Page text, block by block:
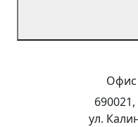
Бренд или
Офис
ул.